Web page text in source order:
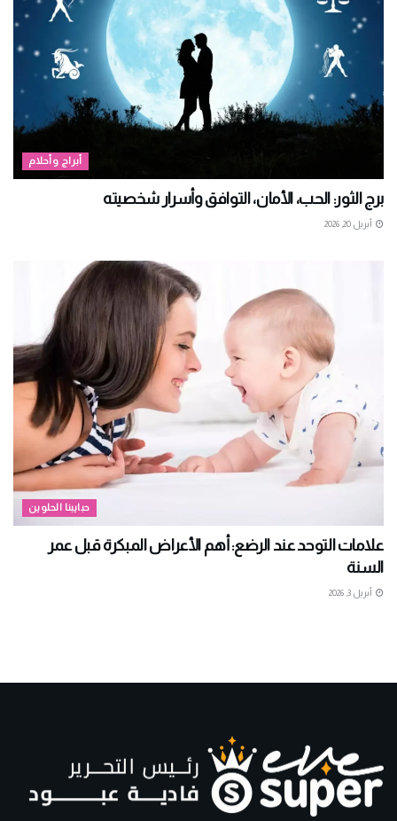
أبراج وأحلام
برج الثور: الحب، الأمان، التوافق وأسرار شخصيته
أبريل 20, 2026
حبايبنا الحلوين
علامات التوحد عند الرضع: أهم الأعراض المبكرة قبل عمر
السنة
أبريل 3, 2026